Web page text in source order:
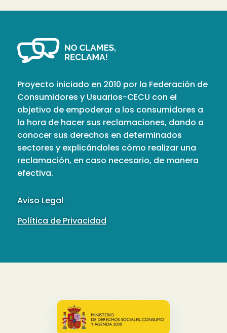
Proyecto iniciado en 2010 por la Federación de
Consumidores y Usuarios-CECU con el
objetivo de empoderar a los consumidores a
la hora de hacer sus reclamaciones, dando a
conocer sus derechos en determinados
sectores y explicándoles cómo realizar una
reclamación, en caso necesario, de manera
efectiva.
Aviso Legal
Política de Privacidad